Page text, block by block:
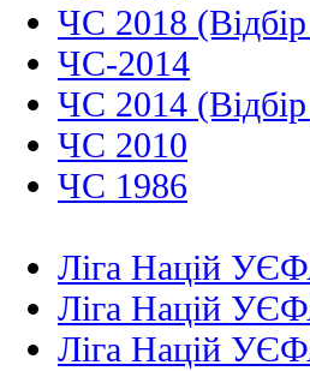
ЧС 2018
ЧС-2014
ЧС 2014
ЧС 2010
ЧС 1986
Ліга Націй
Ліга Націй
Ліга Націй